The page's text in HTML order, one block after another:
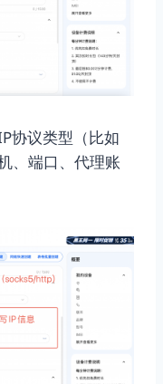
协议类型（比如
、端口、代理账